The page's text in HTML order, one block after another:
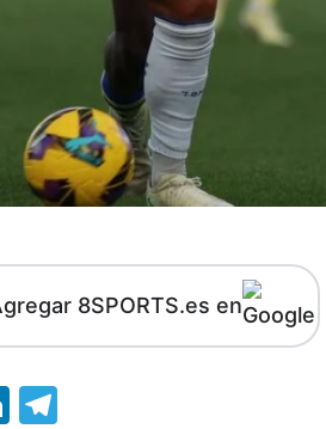
8SPORTS.es en
LinkedIn